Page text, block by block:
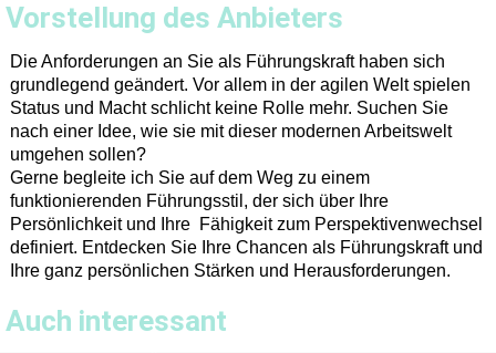
Vorstellung des Anbieters
Die Anforderungen an Sie als Führungskraft haben sich
grundlegend geändert. Vor allem in der agilen Welt spielen
Status und Macht schlicht keine Rolle mehr. Suchen Sie
nach einer Idee, wie sie mit dieser modernen Arbeitswelt
umgehen sollen?
Gerne begleite ich Sie auf dem Weg zu einem
funktionierenden Führungsstil, der sich über Ihre
Persönlichkeit und Ihre Fähigkeit zum Perspektivenwechsel
definiert. Entdecken Sie Ihre Chancen als Führungskraft und
Ihre ganz persönlichen Stärken und Herausforderungen.
Auch interessant